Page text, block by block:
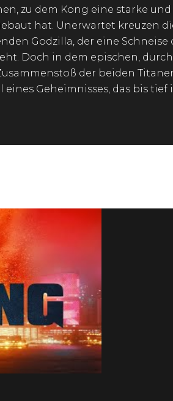
zu dem Kong eine starke
hat. Unerwartet kreuzen
Godzilla, der eine
Doch in dem epischen,
der beiden
eines Geheimnisses, das bis tief